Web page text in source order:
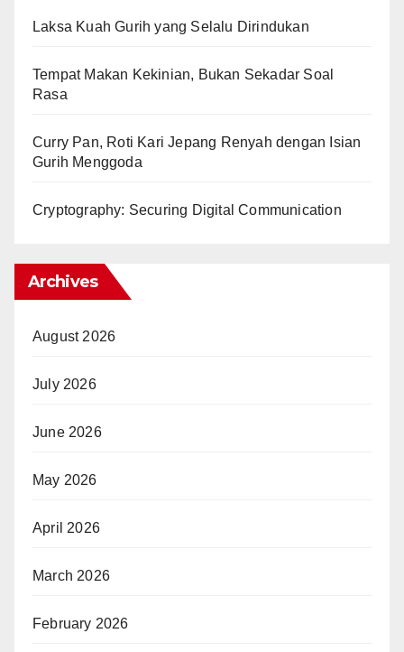
Laksa Kuah Gurih yang Selalu Dirindukan
Tempat Makan Kekinian, Bukan Sekadar Soal
Rasa
Curry Pan, Roti Kari Jepang Renyah dengan Isian
Gurih Menggoda
Cryptography: Securing Digital Communication
Archives
August 2026
July 2026
June 2026
May 2026
April 2026
March 2026
February 2026